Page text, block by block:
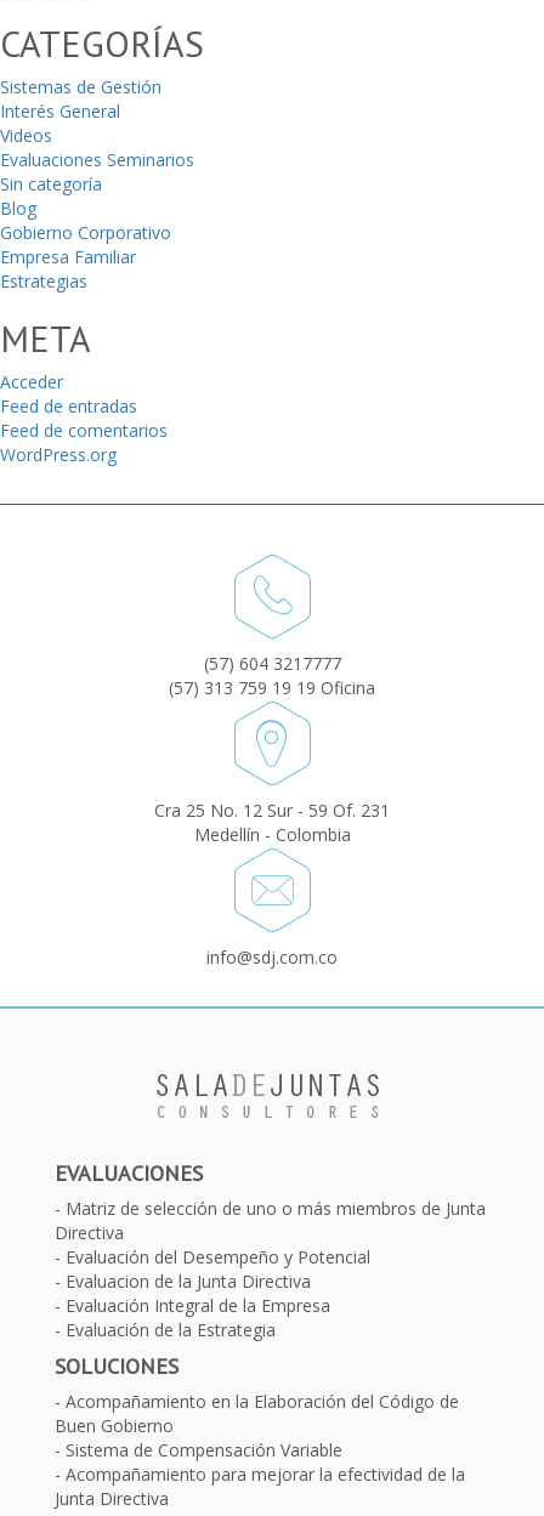
CATEGORÍAS
Sistemas de Gestión
Interés General
Videos
Evaluaciones Seminarios
Sin categoría
Blog
Gobierno Corporativo
Empresa Familiar
Estrategias
META
Acceder
Feed de entradas
Feed de comentarios
WordPress.org
(57) 604 3217777
(57) 313 759 19 19 Oficina
Cra 25 No. 12 Sur - 59 Of. 231
Medellín - Colombia
info@sdj.com.co
EVALUACIONES
Matriz de selección de uno o más miembros de Junta
Directiva
Evaluación del Desempeño y Potencial
Evaluacion de la Junta Directiva
Evaluación Integral de la Empresa
Evaluación de la Estrategia
SOLUCIONES
Acompañamiento en la Elaboración del Código de
Buen Gobierno
Sistema de Compensación Variable
Acompañamiento para mejorar la efectividad de la
Junta Directiva